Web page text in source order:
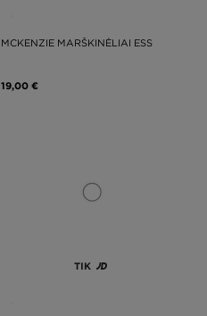
MCKENZIE MARŠKINĖLIAI ESS
19,00 €
TIK